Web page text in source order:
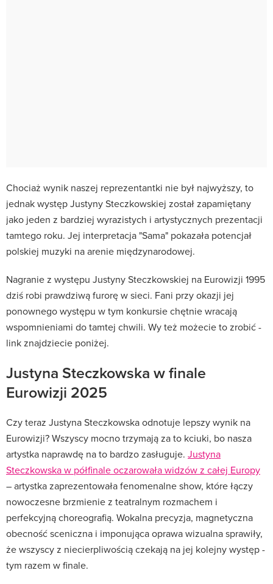
Chociaż wynik naszej reprezentantki nie był najwyższy, to
jednak występ Justyny Steczkowskiej został zapamiętany
jako jeden z bardziej wyrazistych i artystycznych prezentacji
tamtego roku. Jej interpretacja "Sama" pokazała potencjał
polskiej muzyki na arenie międzynarodowej.
Nagranie z występu Justyny Steczkowskiej na Eurowizji 1995
dziś robi prawdziwą furorę w sieci. Fani przy okazji jej
ponownego występu w tym konkursie chętnie wracają
wspomnieniami do tamtej chwili. Wy też możecie to zrobić -
link znajdziecie poniżej.
Justyna Steczkowska w finale
Eurowizji 2025
Czy teraz Justyna Steczkowska odnotuje lepszy wynik na
Eurowizji? Wszyscy mocno trzymają za to kciuki, bo nasza
artystka naprawdę na to bardzo zasługuje. Justyna
Steczkowska w półfinale oczarowała widzów z całej Europy
– artystka zaprezentowała fenomenalne show, które łączy
nowoczesne brzmienie z teatralnym rozmachem i
perfekcyjną choreografią. Wokalna precyzja, magnetyczna
obecność sceniczna i imponująca oprawa wizualna sprawiły,
że wszyscy z niecierpliwością czekają na jej kolejny występ -
tym razem w finale.